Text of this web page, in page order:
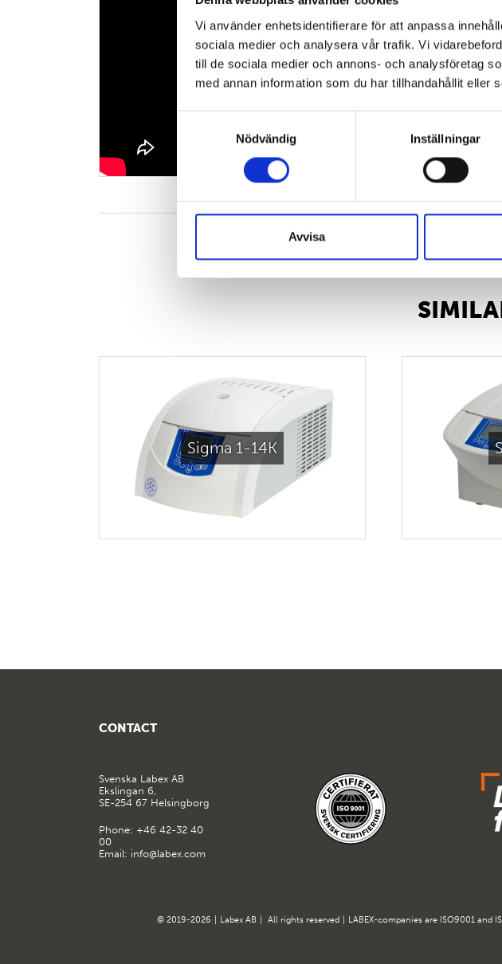
Vi använder enhetsidentifierare för att anpassa
sociala medier och analysera vår trafik. Vi
till de sociala medier och annons- och analysföretag
med annan information som du har tillhandahållit eller
Nödvändig
Inställningar
Avvisa
Sigma 1-14K
CONTACT
Svenska Labex AB
Ekslingan 6,
SE-254 67 Helsingborg
Phone: +46 42-32 40
00
Email: info@labex.com
© 2019-2026 Labex AB All rights reserved LABEX-companies are ISO9001 and